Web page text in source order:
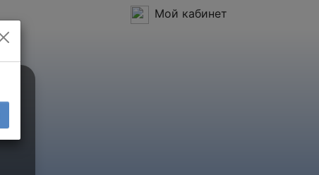
Мой кабинет